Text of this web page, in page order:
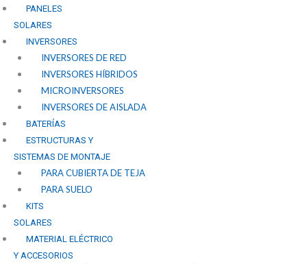
PANELES
SOLARES
INVERSORES
INVERSORES DE RED
INVERSORES HÍBRIDOS
MICROINVERSORES
INVERSORES DE AISLADA
BATERÍAS
ESTRUCTURAS Y
SISTEMAS DE MONTAJE
PARA CUBIERTA DE TEJA
PARA SUELO
KITS
SOLARES
MATERIAL ELÉCTRICO
Y ACCESORIOS